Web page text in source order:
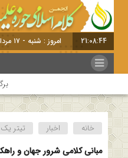
21:08:45 امروز : شنبه - ۱۷ مرداد - ۱۴۰۵
خانه اخبار تیتر یک
مبانی کلامی شرور جهان و